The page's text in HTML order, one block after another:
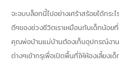
จะจบบล็อกนี้ไปอย่างเศร้าสร้อยได้กร
ดีๆของช่วงชีวิตเราเหมือนกันเด็กน้อย
คุณพ่อบ้านแม่บ้านต้องเก็บอุปกรณ์งา
ต่างๆเข้ากรุเพื่อเปิดพื้นที่ให้ห้องเลี้ยงเ